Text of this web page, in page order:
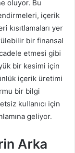
oluyor. Bu
içerik
kısıtlamaları yer
bir finansal
etmesi gibi
bir kesimi için
içerik üretimi
bir bilgi
kullanıcı için
geliyor.
Arka